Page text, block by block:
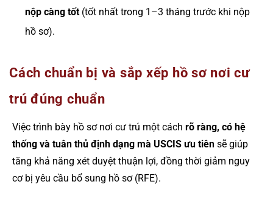
nộp càng tốt(tốt nhất trong 1–3 tháng trước khi nộp
hồ sơ).
Cách chuẩn bị và sắp xếp hồ sơ nơi cư
trú đúng chuẩn
Việc trình bày hồ sơ nơi cư trú một cách rõ ràng, có hệ
thống và tuân thủ định dạng mà USCIS ưu tiên sẽ giúp
tăng khả năng xét duyệt thuận lợi, đồng thời giảm nguy
cơ bị yêu cầu bổ sung hồ sơ (RFE).